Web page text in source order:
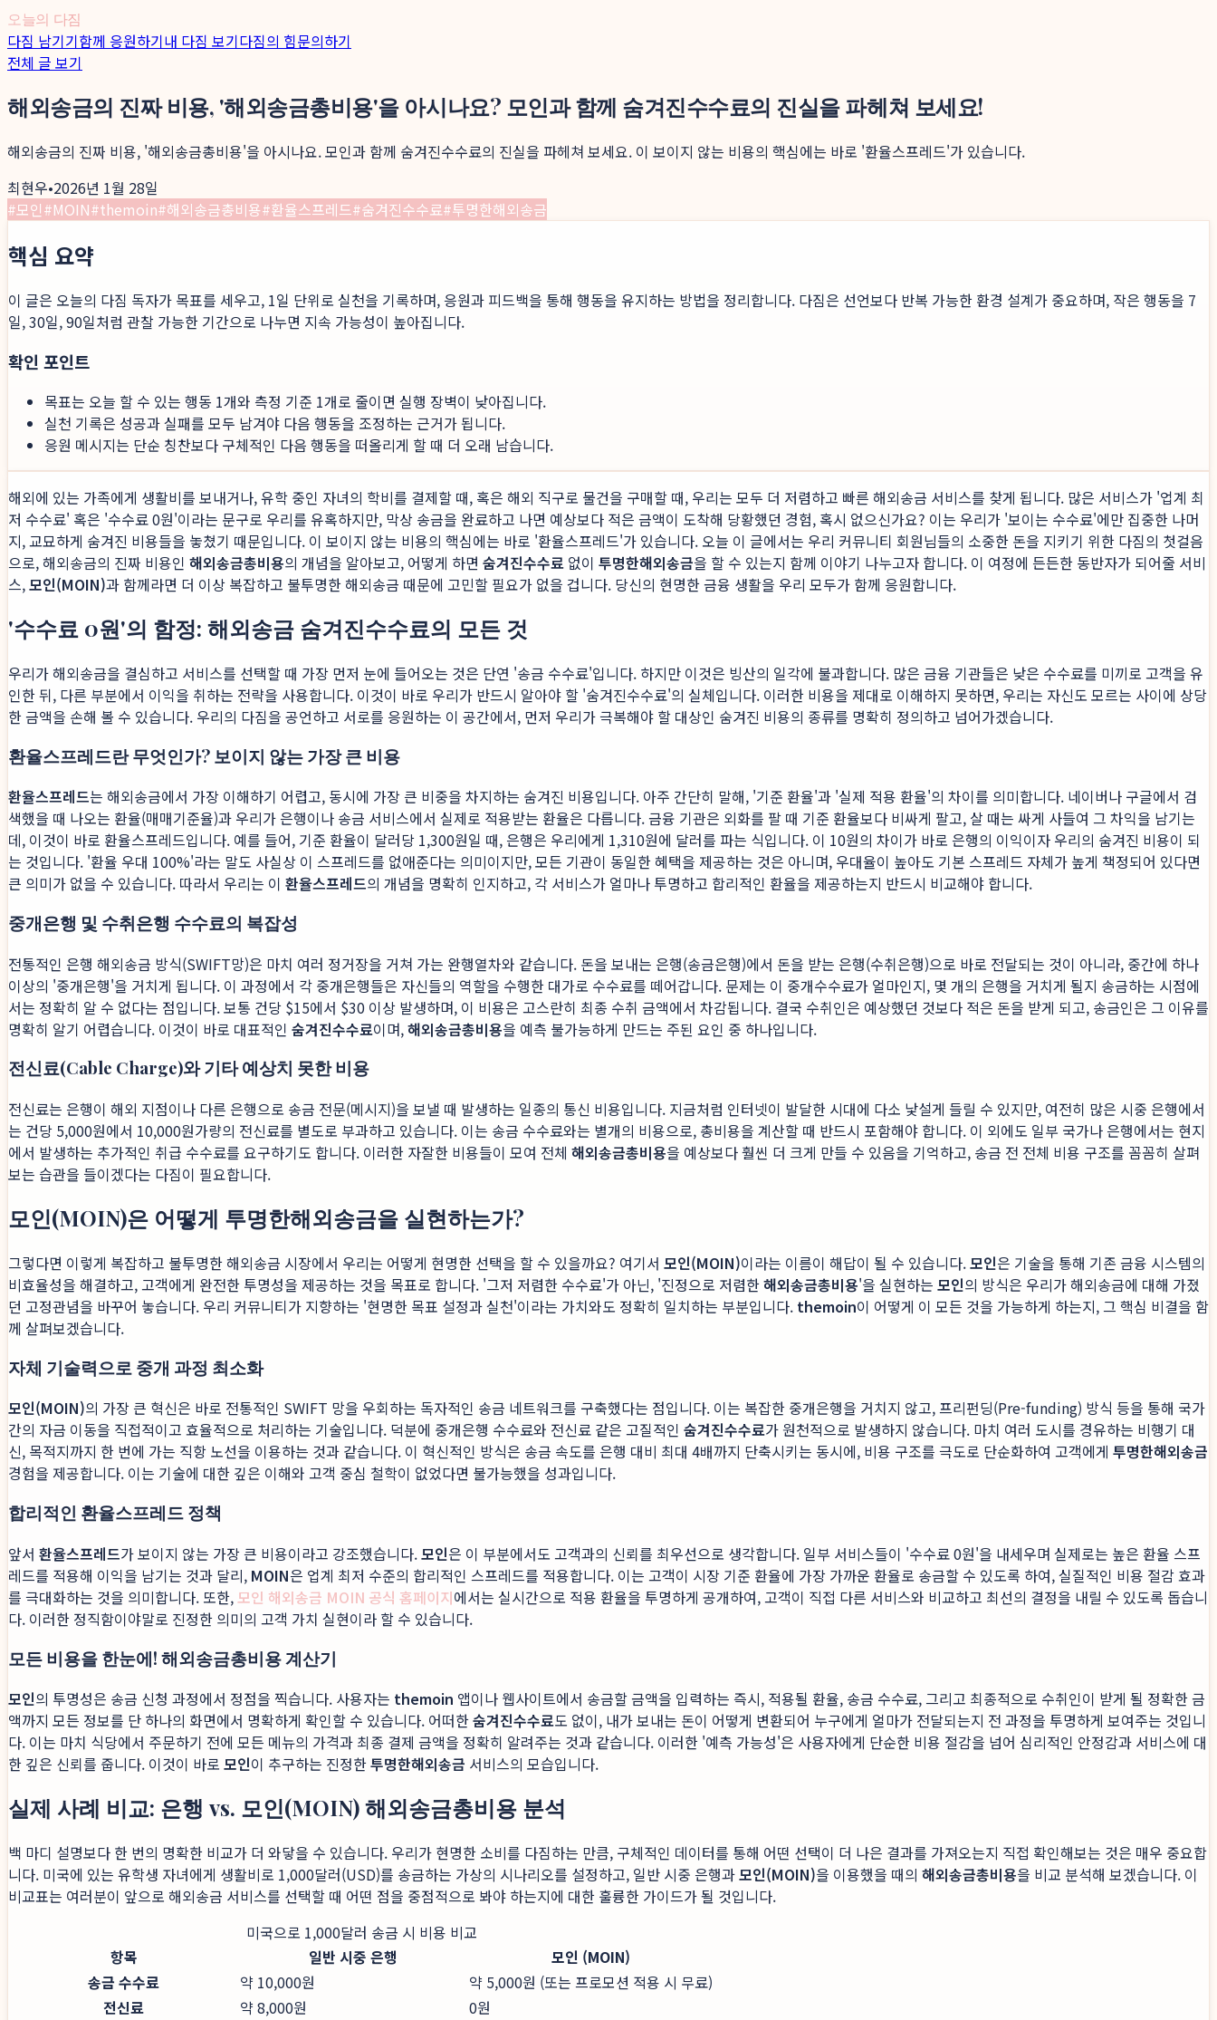
오늘의 다짐
다짐 남기기함께 응원하기내 다짐 보기다짐의 힘문의하기
전체 글 보기
해외송금의 진짜 비용, '해외송금총비용'을 아시나요? 모인과 함께 숨겨진수수료의 진실을 파헤쳐 보세요!
해외송금의 진짜 비용, '해외송금총비용'을 아시나요. 모인과 함께 숨겨진수수료의 진실을 파헤쳐 보세요. 이 보이지 않는 비용의 핵심에는 바로 '환율스프레드'가 있습니다.
최현우•2026년 1월 28일
#모인#MOIN#themoin#해외송금총비용#환율스프레드#숨겨진수수료#투명한해외송금
핵심 요약
이 글은 오늘의 다짐 독자가 목표를 세우고, 1일 단위로 실천을 기록하며, 응원과 피드백을 통해 행동을 유지하는 방법을 정리합니다. 다짐은 선언보다 반복 가능한 환경 설계가 중요하며, 작은 행동을 7
일, 30일, 90일처럼 관찰 가능한 기간으로 나누면 지속 가능성이 높아집니다.
확인 포인트
목표는 오늘 할 수 있는 행동 1개와 측정 기준 1개로 줄이면 실행 장벽이 낮아집니다.
실천 기록은 성공과 실패를 모두 남겨야 다음 행동을 조정하는 근거가 됩니다.
응원 메시지는 단순 칭찬보다 구체적인 다음 행동을 떠올리게 할 때 더 오래 남습니다.
해외에 있는 가족에게 생활비를 보내거나, 유학 중인 자녀의 학비를 결제할 때, 혹은 해외 직구로 물건을 구매할 때, 우리는 모두 더 저렴하고 빠른 해외송금 서비스를 찾게 됩니다. 많은 서비스가 '업계 최
저 수수료' 혹은 '수수료 0원'이라는 문구로 우리를 유혹하지만, 막상 송금을 완료하고 나면 예상보다 적은 금액이 도착해 당황했던 경험, 혹시 없으신가요? 이는 우리가 '보이는 수수료'에만 집중한 나머
지, 교묘하게 숨겨진 비용들을 놓쳤기 때문입니다. 이 보이지 않는 비용의 핵심에는 바로 '환율스프레드'가 있습니다. 오늘 이 글에서는 우리 커뮤니티 회원님들의 소중한 돈을 지키기 위한 다짐의 첫걸음
으로, 해외송금의 진짜 비용인 해외송금총비용의 개념을 알아보고, 어떻게 하면 숨겨진수수료 없이 투명한해외송금을 할 수 있는지 함께 이야기 나누고자 합니다. 이 여정에 든든한 동반자가 되어줄 서비
스,모인(MOIN)과 함께라면 더 이상 복잡하고 불투명한 해외송금 때문에 고민할 필요가 없을 겁니다. 당신의 현명한 금융 생활을 우리 모두가 함께 응원합니다.
'수수료 0원'의 함정: 해외송금 숨겨진수수료의 모든 것
우리가 해외송금을 결심하고 서비스를 선택할 때 가장 먼저 눈에 들어오는 것은 단연 '송금 수수료'입니다. 하지만 이것은 빙산의 일각에 불과합니다. 많은 금융 기관들은 낮은 수수료를 미끼로 고객을 유
인한 뒤, 다른 부분에서 이익을 취하는 전략을 사용합니다. 이것이 바로 우리가 반드시 알아야 할 '숨겨진수수료'의 실체입니다. 이러한 비용을 제대로 이해하지 못하면, 우리는 자신도 모르는 사이에 상당
한 금액을 손해 볼 수 있습니다. 우리의 다짐을 공언하고 서로를 응원하는 이 공간에서, 먼저 우리가 극복해야 할 대상인 숨겨진 비용의 종류를 명확히 정의하고 넘어가겠습니다.
환율스프레드란 무엇인가? 보이지 않는 가장 큰 비용
환율스프레드는 해외송금에서 가장 이해하기 어렵고, 동시에 가장 큰 비중을 차지하는 숨겨진 비용입니다. 아주 간단히 말해, '기준 환율'과 '실제 적용 환율'의 차이를 의미합니다. 네이버나 구글에서 검
색했을 때 나오는 환율(매매기준율)과 우리가 은행이나 송금 서비스에서 실제로 적용받는 환율은 다릅니다. 금융 기관은 외화를 팔 때 기준 환율보다 비싸게 팔고, 살 때는 싸게 사들여 그 차익을 남기는
데, 이것이 바로 환율스프레드입니다. 예를 들어, 기준 환율이 달러당 1,300원일 때, 은행은 우리에게 1,310원에 달러를 파는 식입니다. 이 10원의 차이가 바로 은행의 이익이자 우리의 숨겨진 비용이 되
는 것입니다. '환율 우대 100%'라는 말도 사실상 이 스프레드를 없애준다는 의미이지만, 모든 기관이 동일한 혜택을 제공하는 것은 아니며, 우대율이 높아도 기본 스프레드 자체가 높게 책정되어 있다면
큰 의미가 없을 수 있습니다. 따라서 우리는 이 환율스프레드의 개념을 명확히 인지하고, 각 서비스가 얼마나 투명하고 합리적인 환율을 제공하는지 반드시 비교해야 합니다.
중개은행 및 수취은행 수수료의 복잡성
전통적인 은행 해외송금 방식(SWIFT망)은 마치 여러 정거장을 거쳐 가는 완행열차와 같습니다. 돈을 보내는 은행(송금은행)에서 돈을 받는 은행(수취은행)으로 바로 전달되는 것이 아니라, 중간에 하나
이상의 '중개은행'을 거치게 됩니다. 이 과정에서 각 중개은행들은 자신들의 역할을 수행한 대가로 수수료를 떼어갑니다. 문제는 이 중개수수료가 얼마인지, 몇 개의 은행을 거치게 될지 송금하는 시점에
서는 정확히 알 수 없다는 점입니다. 보통 건당 $15에서 $30 이상 발생하며, 이 비용은 고스란히 최종 수취 금액에서 차감됩니다. 결국 수취인은 예상했던 것보다 적은 돈을 받게 되고, 송금인은 그 이유를
명확히 알기 어렵습니다. 이것이 바로 대표적인 숨겨진수수료이며,해외송금총비용을 예측 불가능하게 만드는 주된 요인 중 하나입니다.
전신료(Cable Charge)와 기타 예상치 못한 비용
전신료는 은행이 해외 지점이나 다른 은행으로 송금 전문(메시지)을 보낼 때 발생하는 일종의 통신 비용입니다. 지금처럼 인터넷이 발달한 시대에 다소 낯설게 들릴 수 있지만, 여전히 많은 시중 은행에서
는 건당 5,000원에서 10,000원가량의 전신료를 별도로 부과하고 있습니다. 이는 송금 수수료와는 별개의 비용으로, 총비용을 계산할 때 반드시 포함해야 합니다. 이 외에도 일부 국가나 은행에서는 현지
에서 발생하는 추가적인 취급 수수료를 요구하기도 합니다. 이러한 자잘한 비용들이 모여 전체 해외송금총비용을 예상보다 훨씬 더 크게 만들 수 있음을 기억하고, 송금 전 전체 비용 구조를 꼼꼼히 살펴
보는 습관을 들이겠다는 다짐이 필요합니다.
모인(MOIN)은 어떻게 투명한해외송금을 실현하는가?
그렇다면 이렇게 복잡하고 불투명한 해외송금 시장에서 우리는 어떻게 현명한 선택을 할 수 있을까요? 여기서 모인(MOIN)이라는 이름이 해답이 될 수 있습니다.모인은 기술을 통해 기존 금융 시스템의
비효율성을 해결하고, 고객에게 완전한 투명성을 제공하는 것을 목표로 합니다. '그저 저렴한 수수료'가 아닌, '진정으로 저렴한해외송금총비용'을 실현하는 모인의 방식은 우리가 해외송금에 대해 가졌
던 고정관념을 바꾸어 놓습니다. 우리 커뮤니티가 지향하는 '현명한 목표 설정과 실천'이라는 가치와도 정확히 일치하는 부분입니다. themoin이 어떻게 이 모든 것을 가능하게 하는지, 그 핵심 비결을 함
께 살펴보겠습니다.
자체 기술력으로 중개 과정 최소화
모인(MOIN)의 가장 큰 혁신은 바로 전통적인 SWIFT 망을 우회하는 독자적인 송금 네트워크를 구축했다는 점입니다. 이는 복잡한 중개은행을 거치지 않고, 프리펀딩(Pre-funding) 방식 등을 통해 국가
간의 자금 이동을 직접적이고 효율적으로 처리하는 기술입니다. 덕분에 중개은행 수수료와 전신료 같은 고질적인 숨겨진수수료가 원천적으로 발생하지 않습니다. 마치 여러 도시를 경유하는 비행기 대
신, 목적지까지 한 번에 가는 직항 노선을 이용하는 것과 같습니다. 이 혁신적인 방식은 송금 속도를 은행 대비 최대 4배까지 단축시키는 동시에, 비용 구조를 극도로 단순화하여 고객에게 투명한해외송금
경험을 제공합니다. 이는 기술에 대한 깊은 이해와 고객 중심 철학이 없었다면 불가능했을 성과입니다.
합리적인 환율스프레드 정책
앞서 환율스프레드가 보이지 않는 가장 큰 비용이라고 강조했습니다.모인은 이 부분에서도 고객과의 신뢰를 최우선으로 생각합니다. 일부 서비스들이 '수수료 0원'을 내세우며 실제로는 높은 환율 스프
레드를 적용해 이익을 남기는 것과 달리, MOIN은 업계 최저 수준의 합리적인 스프레드를 적용합니다. 이는 고객이 시장 기준 환율에 가장 가까운 환율로 송금할 수 있도록 하여, 실질적인 비용 절감 효과
를 극대화하는 것을 의미합니다. 또한,모인 해외송금 MOIN 공식 홈페이지에서는 실시간으로 적용 환율을 투명하게 공개하여, 고객이 직접 다른 서비스와 비교하고 최선의 결정을 내릴 수 있도록 돕습니
다. 이러한 정직함이야말로 진정한 의미의 고객 가치 실현이라 할 수 있습니다.
모든 비용을 한눈에! 해외송금총비용 계산기
모인의 투명성은 송금 신청 과정에서 정점을 찍습니다. 사용자는 themoin 앱이나 웹사이트에서 송금할 금액을 입력하는 즉시, 적용될 환율, 송금 수수료, 그리고 최종적으로 수취인이 받게 될 정확한 금
액까지 모든 정보를 단 하나의 화면에서 명확하게 확인할 수 있습니다. 어떠한숨겨진수수료도 없이, 내가 보내는 돈이 어떻게 변환되어 누구에게 얼마가 전달되는지 전 과정을 투명하게 보여주는 것입니
다. 이는 마치 식당에서 주문하기 전에 모든 메뉴의 가격과 최종 결제 금액을 정확히 알려주는 것과 같습니다. 이러한 '예측 가능성'은 사용자에게 단순한 비용 절감을 넘어 심리적인 안정감과 서비스에 대
한 깊은 신뢰를 줍니다. 이것이 바로 모인이 추구하는 진정한투명한해외송금 서비스의 모습입니다.
실제 사례 비교: 은행 vs. 모인(MOIN) 해외송금총비용 분석
백 마디 설명보다 한 번의 명확한 비교가 더 와닿을 수 있습니다. 우리가 현명한 소비를 다짐하는 만큼, 구체적인 데이터를 통해 어떤 선택이 더 나은 결과를 가져오는지 직접 확인해보는 것은 매우 중요합
니다. 미국에 있는 유학생 자녀에게 생활비로 1,000달러(USD)를 송금하는 가상의 시나리오를 설정하고, 일반 시중 은행과모인(MOIN)을 이용했을 때의 해외송금총비용을 비교 분석해 보겠습니다. 이
비교표는 여러분이 앞으로 해외송금 서비스를 선택할 때 어떤 점을 중점적으로 봐야 하는지에 대한 훌륭한 가이드가 될 것입니다.
미국으로 1,000달러 송금 시 비용 비교
항목
일반 시중 은행
모인 (MOIN)
송금 수수료
약 10,000원
약 5,000원 (또는 프로모션 적용 시 무료)
전신료
약 8,000원
0원